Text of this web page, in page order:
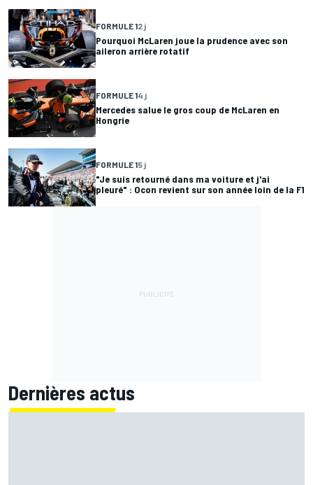
FORMULE 12 j
Pourquoi McLaren joue la prudence avec son
aileron arrière rotatif
FORMULE 14 j
Mercedes salue le gros coup de McLaren en
Hongrie
FORMULE 15 j
"Je suis retourné dans ma voiture et j'ai
pleuré" : Ocon revient sur son année loin de la F1
Dernières actus